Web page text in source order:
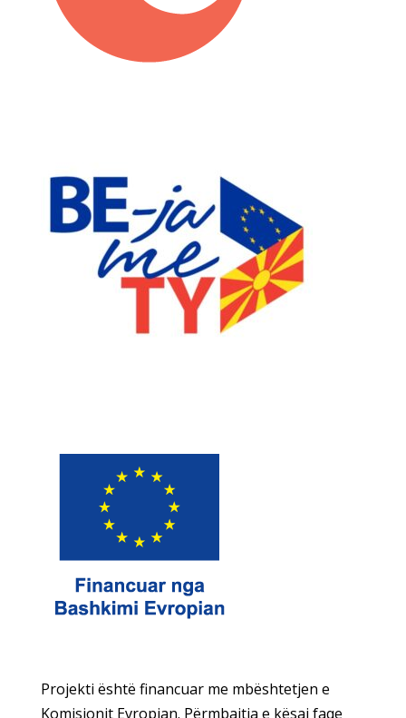
Projekti është financuar me mbështetjen e
Komisionit Evropian. Përmbajtja e kësaj faqe